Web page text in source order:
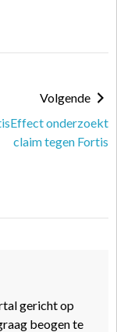
Volgende
onderzoekt
claim tegen Fortis
gericht op
beogen te